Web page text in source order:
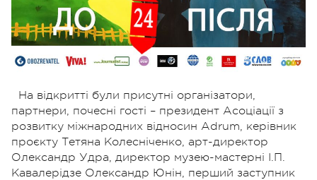
На відкритті були присутні організатори,
партнери, почесні гості – президент Асоціації з
розвитку міжнародних відносин Adrum, керівник
проєкту Тетяна Колесніченко, арт-директор
Олександр Удра, директор музею-мастерні І.П.
Кавалерідзе Олександр Юнін, перший заступник